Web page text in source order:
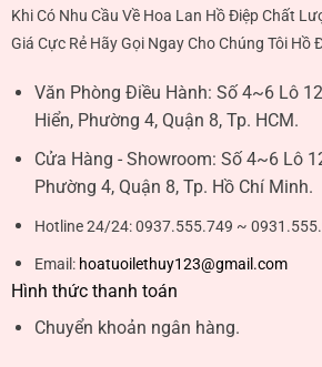
Khi Có Nhu Cầu Về Hoa Lan Hồ Điệp Chất
Giá Cực Rẻ Hãy Gọi Ngay Cho Chúng Tôi Hồ
Văn Phòng Điều Hành: Số 4~6 Lô
Hiển, Phường 4, Quận 8, Tp. HCM.
Cửa Hàng - Showroom: Số 4~6 Lô
Phường 4, Quận 8, Tp. Hồ Chí Minh.
Hotline 24/24:0937.555.749 ~
Email: hoatuoilethuy123@gmail.com
Hình thức thanh toán
Chuyển khoản ngân hàng.